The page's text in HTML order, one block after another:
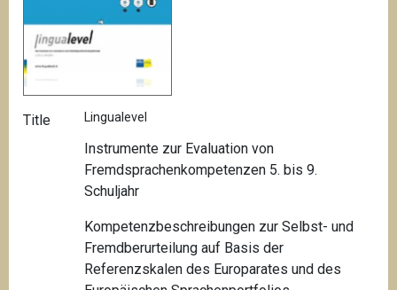
Title Lingualevel
Instrumente zur Evaluation von
Fremdsprachenkompetenzen 5. bis 9.
Schuljahr
Kompetenzbeschreibungen zur Selbst- und
Fremdberurteilung auf Basis der
Referenzskalen des Europarates und des